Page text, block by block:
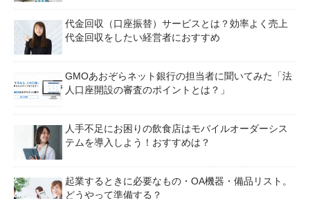
代金回収（口座振替）サービスとは？効率よく売上
代金回収をしたい経営者におすすめ
GMOあおぞらネット銀行の担当者に聞いてみた「法
人口座開設の審査のポイントとは？」
人手不足にお困りの飲食店はモバイルオーダーシス
テムを導入しよう！おすすめは？
起業するときに必要なもの・OA機器・備品リスト。
どうやって準備する？